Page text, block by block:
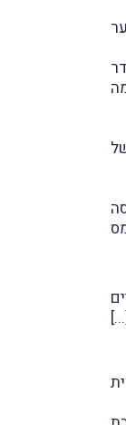
בהסדר
ש"ח שולמה